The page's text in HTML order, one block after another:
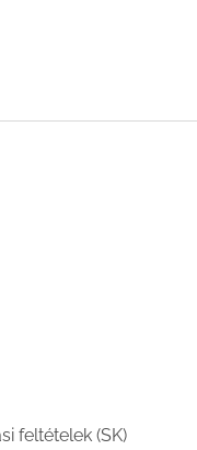
feltételek (SK)